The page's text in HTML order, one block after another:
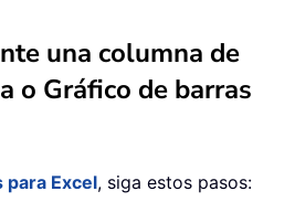
una columna de
o Gráfico de barras
para Excel, siga estos pasos: